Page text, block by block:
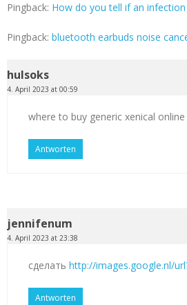
Pingback: How do you tell if an
Pingback: bluetooth earbuds noise
hulsoks
4. April 2023 at 00:59
where to buy generic xenical online
Antworten
jennifenum
4. April 2023 at 23:38
сделать http://images.google.nl/
Antworten